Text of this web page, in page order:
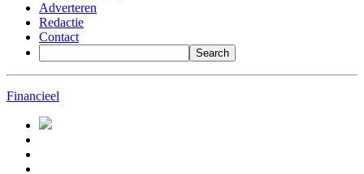
Adverteren
Redactie
Contact
Financieel